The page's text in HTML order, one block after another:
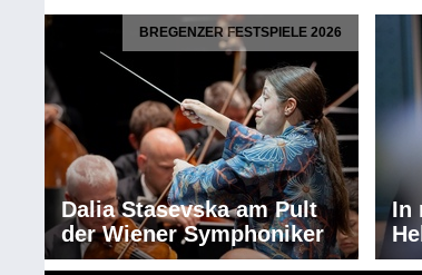
BREGENZER FESTSPIELE 2026
Dalia Stasevska am Pult
der Wiener Symphoniker
In